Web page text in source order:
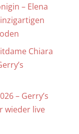
– Elena
Chiara
– Gerry’s
wieder live